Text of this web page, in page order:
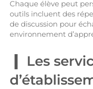
Chaque élève peut
outils incluent des
de discussion pour
environnement
Les